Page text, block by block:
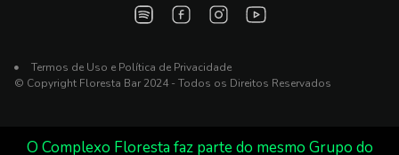
Termos de Uso e Política de Privacidade
© Copyright Floresta Bar 2024 - Todos os Direitos Reservados
O Complexo Floresta faz parte do mesmo Grupo do